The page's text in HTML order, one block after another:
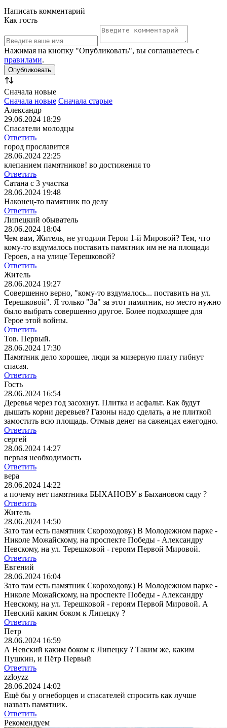
Написать комментарий
Как гость
Нажимая на кнопку "Опубликовать", вы соглашаетесь с
правилами.
Сначала новые
Сначала новые Сначала старые
Александр
29.06.2024 18:29
Спасатели молодцы
Ответить
город прославится
28.06.2024 22:25
клепанием памятников! во достижения то
Ответить
Сатана с 3 участка
28.06.2024 19:48
Наконец-то памятник по делу
Ответить
Липецкий обыватель
28.06.2024 18:04
Чем вам, Житель, не угодили Герои 1-й Мировой? Тем, что
кому-то вздумалось поставить памятник им не на площади
Героев, а на улице Терешковой?
Ответить
Житель
28.06.2024 19:27
Совершенно верно, "кому-то вздумалось... поставить на ул.
Терешковой". Я только "За" за этот памятник, но место нужно
было выбрать совершенно другое. Более подходящее для
Герое этой войны.
Ответить
Тов. Первый.
28.06.2024 17:30
Памятник дело хорошее, люди за мизерную плату гибнут
спасая.
Ответить
Гость
28.06.2024 16:54
Деревья через год засохнут. Плитка и асфальт. Как будут
дышать корни деревьев? Газоны надо сделать, а не плиткой
замостить всю площадь. Отмыв денег на саженцах ежегодно.
Ответить
сергей
28.06.2024 14:27
первая необходимость
Ответить
вера
28.06.2024 14:22
а почему нет памятника БЫХАНОВУ в Быхановом саду ?
Ответить
Житель
28.06.2024 14:50
Зато там есть памятник Скороходову.) В Молодежном парке -
Николе Можайскому, на проспекте Победы - Александру
Невскому, на ул. Терешковой - героям Первой Мировой.
Ответить
Евгений
28.06.2024 16:04
Зато там есть памятник Скороходову.) В Молодежном парке -
Николе Можайскому, на проспекте Победы - Александру
Невскому, на ул. Терешковой - героям Первой Мировой. А
Невский каким боком к Липецку ?
Ответить
Петр
28.06.2024 16:59
А Невский каким боком к Липецку ? Таким же, каким
Пушкин, и Пётр Первый
Ответить
zzloyzz
28.06.2024 14:02
Ещё бы у огнеборцев и спасателей спросить как лучше
назвать памятник.
Ответить
Рекомендуем